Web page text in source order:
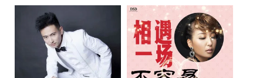
播:21991次
HGBai演唱点播:19428次